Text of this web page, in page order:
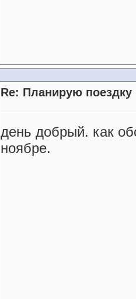
Re: Планирую
день добрый. как
ноябре.